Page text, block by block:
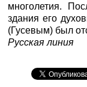
многолетия.
здания его
(Гусевым) был
Русская линия